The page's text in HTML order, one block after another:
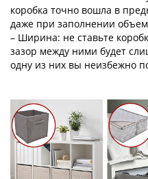
коробка точно вошла в
даже при заполнении
– Ширина: не ставьте
зазор между ними будет
одну из них вы неизбежно